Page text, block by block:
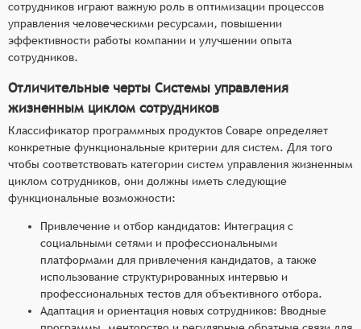
сотрудников играют важную роль в оптимизации процессов
управления человеческими ресурсами, повышении
эффективности работы компании и улучшении опыта
сотрудников.
Отличительные черты Системы управления
жизненным циклом сотрудников
Классификатор программных продуктов Соваре определяет
конкретные функциональные критерии для систем. Для того
чтобы соответствовать категории систем управления жизненным
циклом сотрудников, они должны иметь следующие
функциональные возможности:
Привлечение и отбор кандидатов: Интеграция с
социальными сетями и профессиональными
платформами для привлечения кандидатов, а также
использование структурированных интервью и
профессиональных тестов для объективного отбора.
Адаптация и ориентация новых сотрудников: Вводные